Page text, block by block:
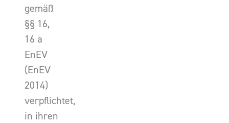
gemäß
§§ 16,
16 a
EnEV
(EnEV
2014)
verpflichtet,
in ihren